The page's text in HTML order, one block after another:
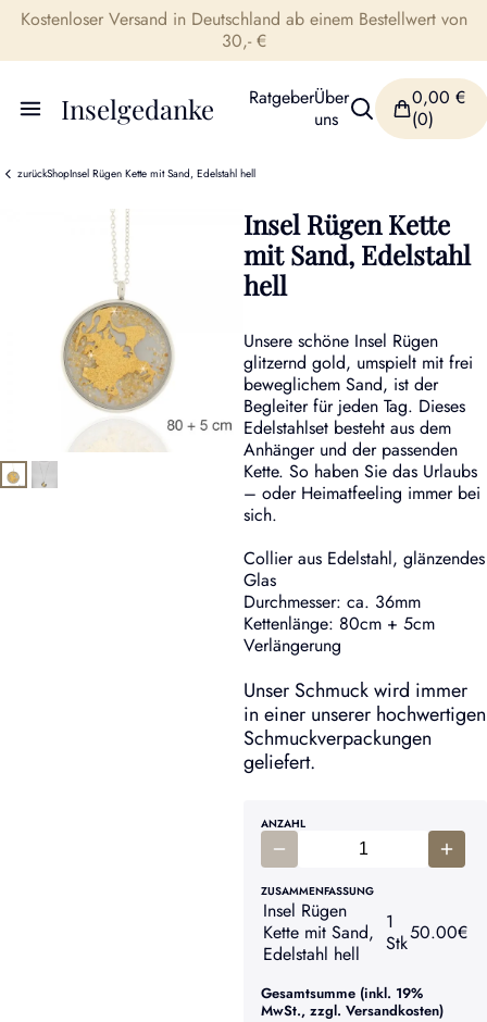
Kostenloser Versand in Deutschland ab einem Bestellwert von
30,- €
Inselgedanke RatgeberÜber
uns
0,00 €
(0)
zurückShopInsel Rügen Kette mit Sand, Edelstahl hell
Insel Rügen Kette
mit Sand, Edelstahl
hell
Unsere schöne Insel Rügen
glitzernd gold, umspielt mit frei
beweglichem Sand, ist der
Begleiter für jeden Tag. Dieses
Edelstahlset besteht aus dem
Anhänger und der passenden
Kette. So haben Sie das Urlaubs
– oder Heimatfeeling immer bei
sich.
Collier aus Edelstahl, glänzendes
Glas
Durchmesser: ca. 36mm
Kettenlänge: 80cm + 5cm
Verlängerung
Unser Schmuck wird immer
in einer unserer hochwertigen
Schmuckverpackungen
geliefert.
ANZAHL
ZUSAMMENFASSUNG
Insel Rügen
Kette mit Sand,
Edelstahl hell
1
Stk50.00€
Gesamtsumme (inkl. 19%
MwSt., zzgl. Versandkosten)